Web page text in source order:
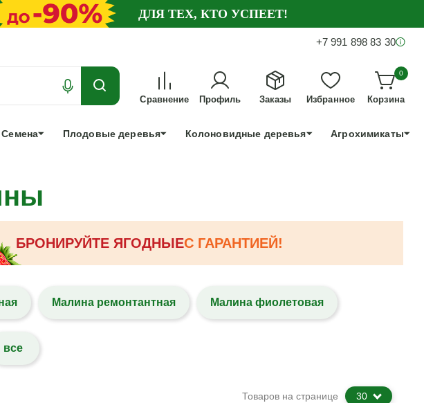
ДЛЯ ТЕХ, КТО УСПЕЕТ!
+7 991 898 83 30
Сравнение Профиль Заказы Избранное
0
Корзина
Семена Плодовые деревья Колоновидные деревья Агрохимикаты
БРОНИРУЙТЕ ЯГОДНЫЕС ГАРАНТИЕЙ!
Малина ремонтантная Малина фиолетовая
все
Товаров на странице 30